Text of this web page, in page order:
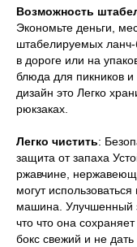
Возможность
Экономьте деньги,
штабелируемых ланч-
в дороге или на
блюда для пикников
дизайн это Легко
рюкзаках.
Легко чистить:
защита от запаха
ржавчине
могут использоваться
машина. Улучшенный
что что она сохраняет
бокс свежий и не дать